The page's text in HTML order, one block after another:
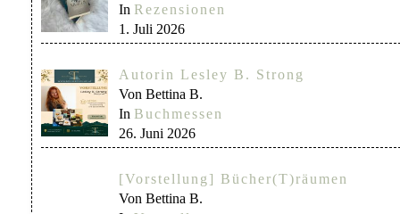
In Rezensionen
1. Juli 2026
Autorin Lesley B. Strong
Von Bettina B.
In Buchmessen
26. Juni 2026
[Vorstellung] Bücher(T)räumen
Von Bettina B.